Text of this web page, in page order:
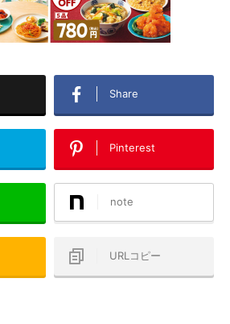
Share
Pinterest
note
URLコピー